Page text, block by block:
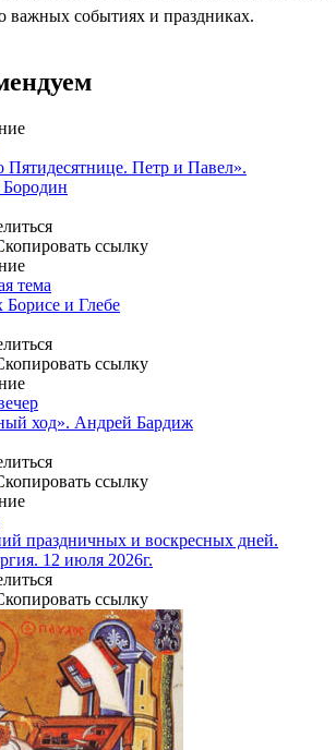
важных событиях и праздниках.
Пятидесятнице. Петр и Павел».
тема
Борисе и Глебе
ход». Андрей Бардиж
праздничных и воскресных дней.
12 июля 2026г.